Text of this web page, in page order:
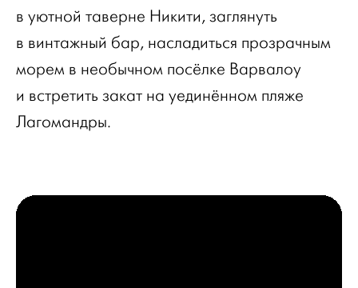
в уютной таверне Никити, заглянуть
в винтажный бар, насладиться прозрачным
морем в необычном посёлке Варвалоу
и встретить закат на уединённом пляже
Лагомандры.